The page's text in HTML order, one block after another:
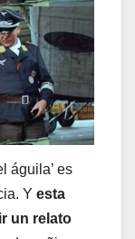
águila’ es
Y esta
un relato